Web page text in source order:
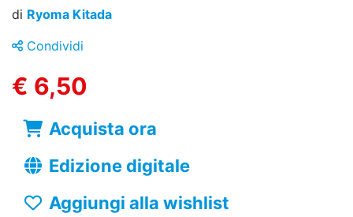
di Ryoma Kitada
Condividi
€ 6,50
Acquista ora
Edizione digitale
Aggiungi alla wishlist